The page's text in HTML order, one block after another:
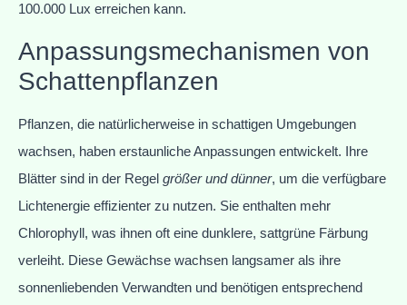
100.000 Lux erreichen kann.
Anpassungsmechanismen von
Schattenpflanzen
Pflanzen, die natürlicherweise in schattigen Umgebungen
wachsen, haben erstaunliche Anpassungen entwickelt. Ihre
Blätter sind in der Regel größer und dünner, um die verfügbare
Lichtenergie effizienter zu nutzen. Sie enthalten mehr
Chlorophyll, was ihnen oft eine dunklere, sattgrüne Färbung
verleiht. Diese Gewächse wachsen langsamer als ihre
sonnenliebenden Verwandten und benötigen entsprechend